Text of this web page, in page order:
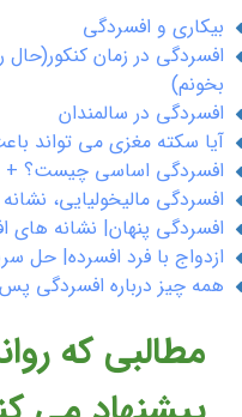
بیکاری و افسردگی
افسردگی در زمان
بخونم)
افسردگی در سالمندان
آیا سکته مغزی می تواند
افسردگی اساسی چیست؟ +
افسردگی مالیخولیایی،
افسردگی پنهان| نشانه های
ازدواج با فرد افسرده| حل
همه چیز درباره افسردگی
مطالبی که